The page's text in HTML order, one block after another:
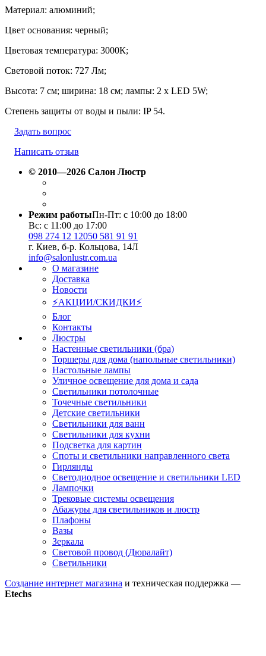
Материал: алюминий;
Цвет основания: черный;
Цветовая температура: 3000К;
Световой поток: 727 Лм;
Высота: 7 см; ширина: 18 см; лампы: 2 х LED 5W;
Степень защиты от воды и пыли: IP 54.
Задать вопрос
Написать отзыв
© 2010—2026 Салон Люстр
Режим работыПн-Пт: с 10:00 до 18:00
Вс: с 11:00 до 17:00
098 274 12 12050 581 91 91
г. Киев, б-р. Кольцова, 14Л
info@salonlustr.com.ua
О магазине
Доставка
Новости
⚡АКЦИИ/СКИДКИ⚡
Блог
Контакты
Люстры
Настенные светильники (бра)
Торшеры для дома (напольные светильники)
Настольные лампы
Уличное освещение для дома и сада
Светильники потолочные
Точечные светильники
Детские светильники
Светильники для ванн
Светильники для кухни
Подсветка для картин
Споты и светильники направленного света
Гирлянды
Светодиодное освещение и светильники LED
Лампочки
Трековые системы освещения
Абажуры для светильников и люстр
Плафоны
Вазы
Зеркала
Световой провод (Дюралайт)
Светильники
Создание интернет магазина и техническая поддержка —
Etechs